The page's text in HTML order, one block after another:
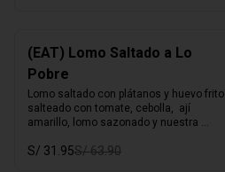
(EAT) Lomo Saltado a Lo
Pobre
Lomo saltado con plátanos y huevo frito
salteado con tomate, cebolla,  ají
amarillo, lomo sazonado y nuestra
S/ 31.95S/ 63.90